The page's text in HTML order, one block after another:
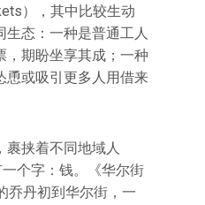
），其中比较生动
态：一种是普通工人
，期盼坐享其成；一种
恿或吸引更多人用借来
裹挟着不同地域人
一个字：钱。《华尔街
乔丹初到华尔街，一